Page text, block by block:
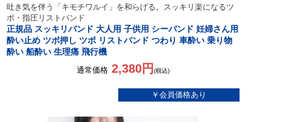
吐き気を伴う「キモチワルイ」を和らげる。スッキリ楽になるツ
ボ・指圧リストバンド
正規品 スッキリバンド 大人用 子供用 シーバンド 妊婦さん用
酔い止め ツボ押し ツボ リストバンド つわり 車酔い 乗り物
酔い 船酔い 生理痛 飛行機
通常価格 2,380円(税込)